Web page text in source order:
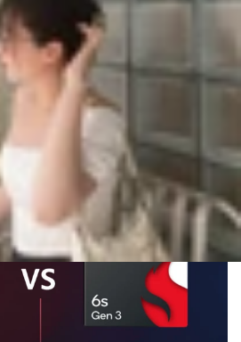
nâng cấp gì nổi